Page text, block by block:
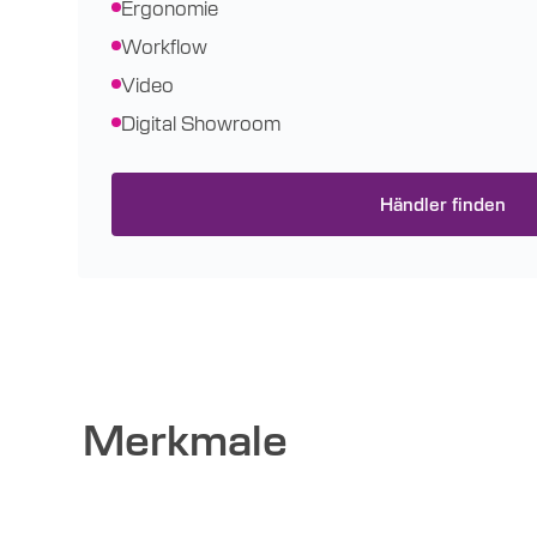
Ergonomie
Workflow
Video
Digital Showroom
Händler finden
Merkmale